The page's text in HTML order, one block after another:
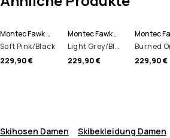
Montec Fawk W Skihose Damen
Soft Pink/Black
229,90 €
Montec Fawk W Skihose Damen
Light Grey/Black/Cobalt Blue
229,90 €
229,90 €
Skihosen Damen Skibekleidung Damen